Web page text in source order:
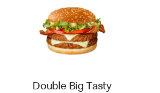
Double Big Tasty